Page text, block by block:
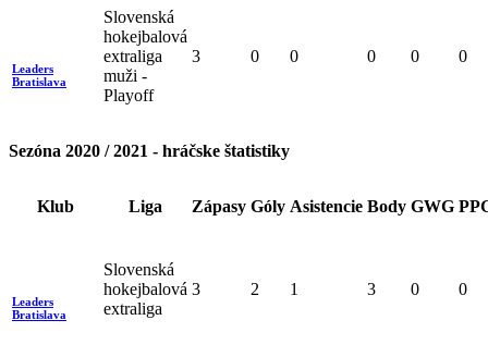
Leaders
Bratislava
Slovenská
hokejbalová
extraliga
muži -
Playoff
3 0 0 0 0 0
Sezóna 2020 / 2021 - hráčske štatistiky
Klub Liga Zápasy Góly Asistencie Body GWG
Leaders
Bratislava
Slovenská
hokejbalová
extraliga
3 2 1 3 0 0